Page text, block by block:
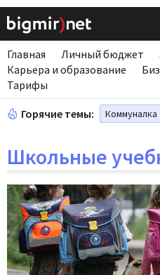
Главная Личный бюджет
Карьера и образование
Тарифы
Горячие темы: Коммуналка
Школьные